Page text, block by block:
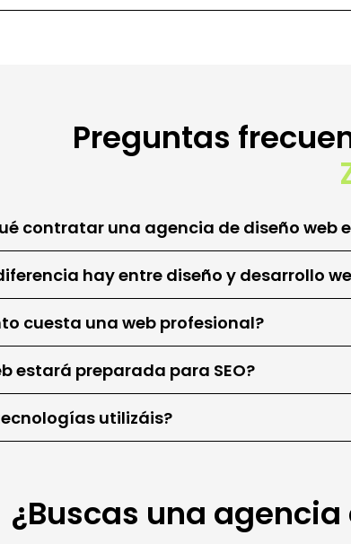
Preguntas
contratar una agencia de diseño web
hay entre diseño y desarrollo
cuesta una web profesional?
estará preparada para SEO?
utilizáis?
¿Buscas una